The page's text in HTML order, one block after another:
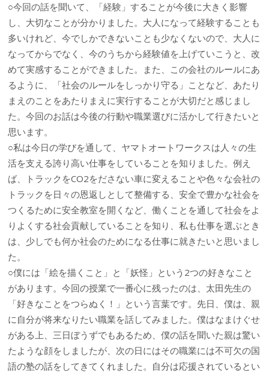
○今回の話を聞いて、「経験」することが今後に大きく影響
し、大切なことが分かりました。大人になって経験することも
多いけれど、今でしかできないことも少なくないので、大人に
なってからでなく、今のうちから経験値を上げていこうと、改
めて実感することができました。また、この会社のルールにあ
るように、「社会のルールをしっかり守る」ことなど、あたり
まえのことをあたりまえに実行することが大切だと感じまし
た。今回のお話は今後の行動や職業選びに活かして行きたいと
思います。
○私は今日の学びを通して、ヤマトオートワークスは人々の生
活を支える誇り高い仕事をしていることを知りました。例え
ば、トラックをCO2をださない車に変えることや色々な会社の
トラックを日々の恩返しとして整備する、安全で豊かな社会を
つくるために安全教室を開くなど、働くことを通して社会をよ
りよくする社会貢献していることを知り、私も仕事を選ぶとき
は、少しでも何か社会のためになる仕事に就きたいと思いまし
た。
○僕には「絵を描くこと」と「妖怪」という2つの好きなこと
があります。今回の授業で一番心に残ったのは、太田先生の
「好きなことをつらぬく！」という言葉です。先日、僕は、親
に自分が将来なりたい職業を話してみました。僕はなまけぐせ
がある上、三日ぼうずでもあるため、僕の話を聞いた親は驚い
たような顔をしましたが、次の日にはその職業には不可欠の国
語の塾の話をしてきてくれました。自分は応援されているとい